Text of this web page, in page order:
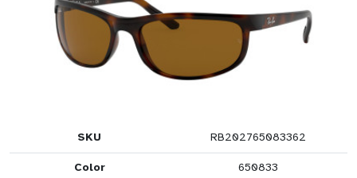
SKU RB202765083362
Color 650833